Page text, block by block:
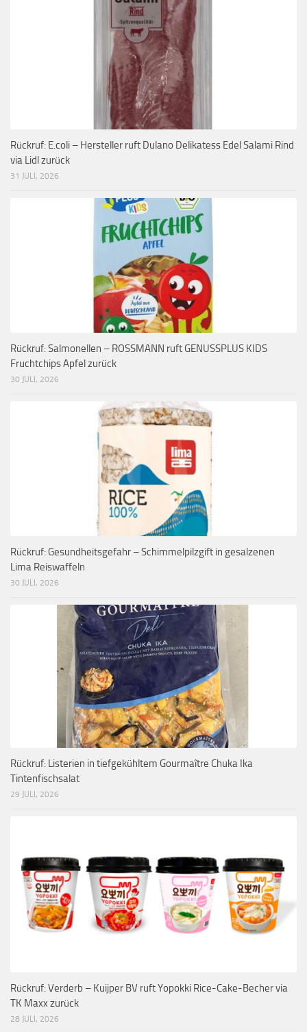
Rückruf: E.coli – Hersteller ruft Dulano Delikatess Edel Salami Rind
via Lidl zurück
31 JULI, 2026
Rückruf: Salmonellen – ROSSMANN ruft GENUSSPLUS KIDS
Fruchtchips Apfel zurück
30 JULI, 2026
Rückruf: Gesundheitsgefahr – Schimmelpilzgift in gesalzenen
Lima Reiswaffeln
30 JULI, 2026
Rückruf: Listerien in tiefgekühltem Gourmaître Chuka Ika
Tintenfischsalat
29 JULI, 2026
Rückruf: Verderb – Kuijper BV ruft Yopokki Rice-Cake-Becher via
TK Maxx zurück
28 JULI, 2026